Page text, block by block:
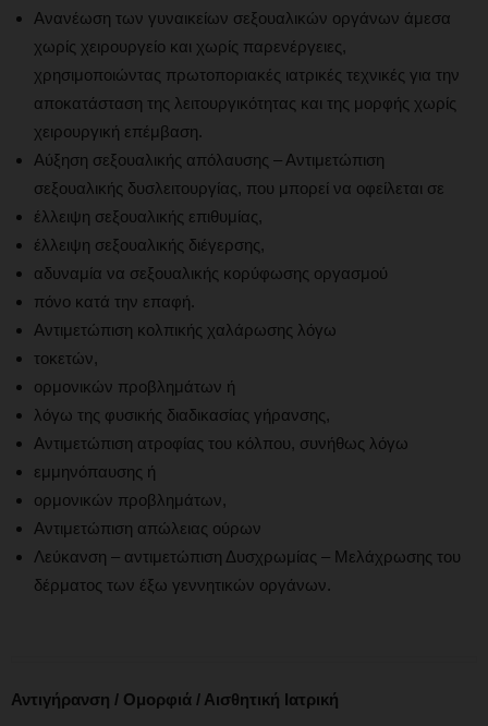
Ανανέωση των γυναικείων σεξουαλικών οργάνων άμεσα
χωρίς χειρουργείο και χωρίς παρενέργειες,
χρησιμοποιώντας πρωτοποριακές ιατρικές τεχνικές για την
αποκατάσταση της λειτουργικότητας και της μορφής χωρίς
χειρουργική επέμβαση.
Αύξηση σεξουαλικής απόλαυσης – Αντιμετώπιση
σεξουαλικής δυσλειτουργίας, που μπορεί να οφείλεται σε
έλλειψη σεξουαλικής επιθυμίας,
έλλειψη σεξουαλικής διέγερσης,
αδυναμία να σεξουαλικής κορύφωσης οργασμού
πόνο κατά την επαφή.
Αντιμετώπιση κολπικής χαλάρωσης λόγω
τοκετών,
ορμονικών προβλημάτων ή
λόγω της φυσικής διαδικασίας γήρανσης,
Αντιμετώπιση ατροφίας του κόλπου, συνήθως λόγω
εμμηνόπαυσης ή
ορμονικών προβλημάτων,
Αντιμετώπιση απώλειας ούρων
Λεύκανση – αντιμετώπιση Δυσχρωμίας – Μελάχρωσης του
δέρματος των έξω γεννητικών οργάνων.
Αντιγήρανση / Ομορφιά / Αισθητική Ιατρική